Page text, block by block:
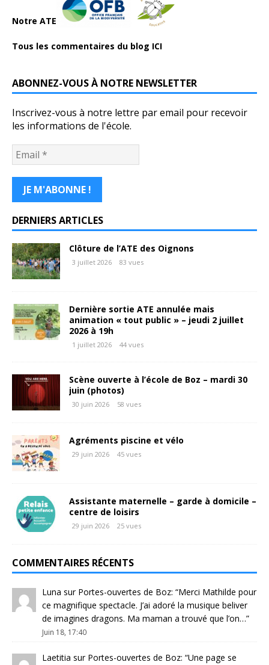
Notre ATE
Tous les commentaires du blog ICI
ABONNEZ-VOUS À NOTRE NEWSLETTER
Inscrivez-vous à notre lettre par email pour recevoir
les informations de l'école.
DERNIERS ARTICLES
Clôture de l’ATE des Oignons
3 juillet 2026 83 vues
Dernière sortie ATE annulée mais
animation « tout public » – jeudi 2 juillet
2026 à 19h
1 juillet 2026 44 vues
Scène ouverte à l’école de Boz – mardi 30
juin (photos)
30 juin 2026 58 vues
Agréments piscine et vélo
29 juin 2026 45 vues
Assistante maternelle – garde à domicile –
centre de loisirs
29 juin 2026 25 vues
COMMENTAIRES RÉCENTS
Luna sur Portes-ouvertes de Boz: “Merci Mathilde pour
ce magnifique spectacle. J’ai adoré la musique beliver
de imagines dragons. Ma maman a trouvé que l’on…”
Juin 18, 17:40
Laetitia sur Portes-ouvertes de Boz: “Une page se